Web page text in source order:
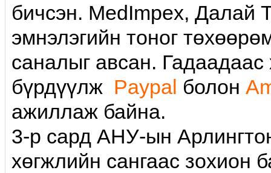
бичсэн. MedImpex, Далай
эмнэлэгийн тоног
саналыг авсан.
бүрдүүлж Paypal болон
ажиллаж байна.
3-р сард АНУ-ын
хөгжлийн сангаас зохион